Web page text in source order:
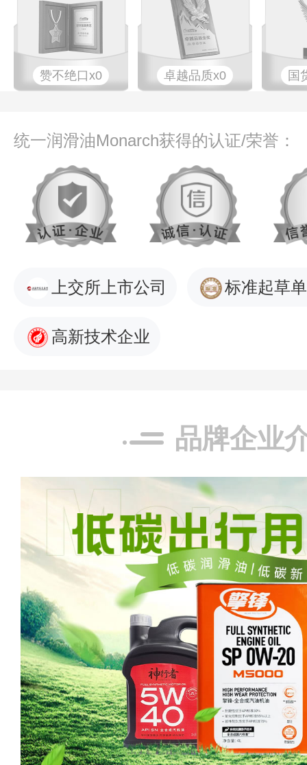
赞不绝口x0 卓越品质x0 国
统一润滑油Monarch获得的认证/荣誉：
上交所上市公司 标准起草
高新技术企业
品牌企业